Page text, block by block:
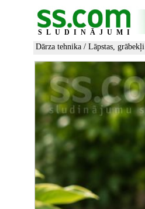
SLUDINĀJUMI
Dārza tehnika / Lāpstas, grābekļi